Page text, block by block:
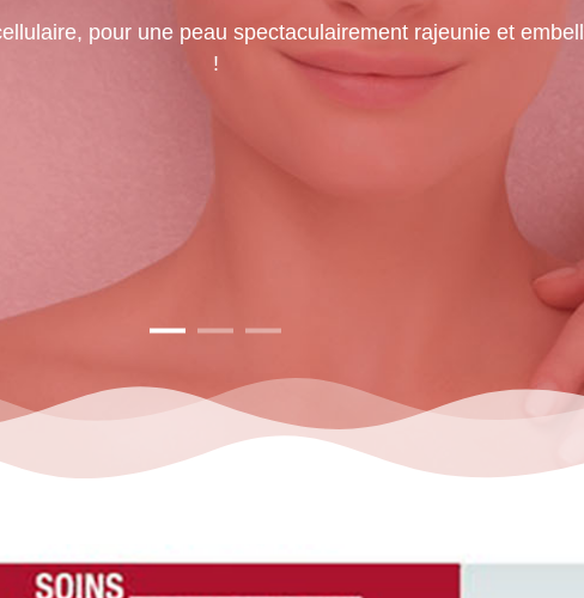
les femmes du monde entier avec nos esthéticiennes